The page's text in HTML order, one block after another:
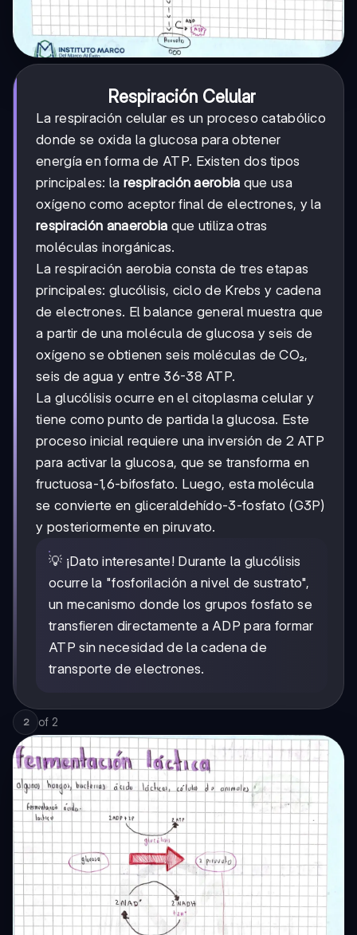
Respiración Celular
La respiración celular es un proceso catabólico
donde se oxida la glucosa para obtener
energía en forma de ATP. Existen dos tipos
principales: la respiración aerobia que usa
oxígeno como aceptor final de electrones, y la
respiración anaerobia que utiliza otras
moléculas inorgánicas.
La respiración aerobia consta de tres etapas
principales: glucólisis, ciclo de Krebs y cadena
de electrones. El balance general muestra que
a partir de una molécula de glucosa y seis de
oxígeno se obtienen seis moléculas de CO₂,
seis de agua y entre 36-38 ATP.
La glucólisis ocurre en el citoplasma celular y
tiene como punto de partida la glucosa. Este
proceso inicial requiere una inversión de 2 ATP
para activar la glucosa, que se transforma en
fructuosa-1,6-bifosfato. Luego, esta molécula
se convierte en gliceraldehído-3-fosfato (G3P)
y posteriormente en piruvato.
💡 ¡Dato interesante! Durante la glucólisis
ocurre la "fosforilación a nivel de sustrato",
un mecanismo donde los grupos fosfato se
transfieren directamente a ADP para formar
ATP sin necesidad de la cadena de
transporte de electrones.
2 of 2